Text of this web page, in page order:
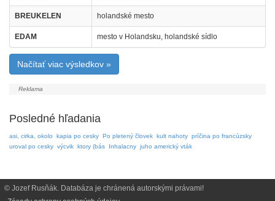
BREUKELEN holandské mesto
EDAM mesto v Holandsku, holandské sídlo
Načítať viac výsledkov »
Posledné hľadania
asi, cirka, okolo kapia po cesky Po pletený človek kult nahoty príčina po francúzsky
uroval po cesky výcvik ktory (bás Inhalacny juho americký vták
© Jozef Rusňák. Databáza je chránená autorskými právami!